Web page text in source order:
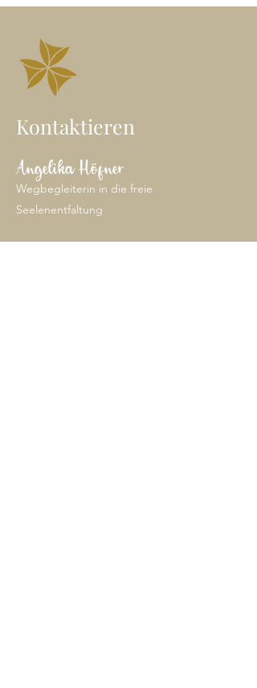
Kontaktieren
Angelika Höfner
Wegbegleiterin in die freie
Seelenentfaltung